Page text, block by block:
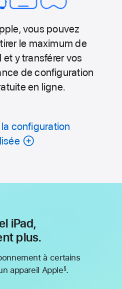
vous pouvez
le maximum de
y transférer vos
de configuration
en ligne.
configuration
iPad,
plus.
à certains
appareil Apple§.